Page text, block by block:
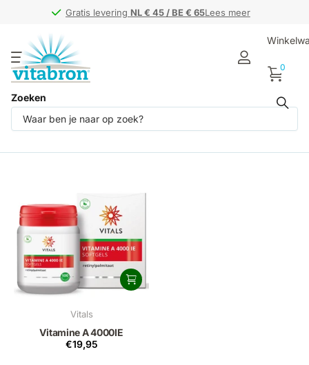
Gratis levering NL € 45 / BE € 65Lees meer
Gratis levering NL € 45 / BE € 65
Zoeken
0
Producten (1)
Vitals
Vitamine A 4000IE
€19,95